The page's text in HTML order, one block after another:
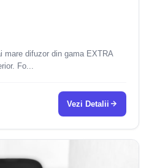
difuzor din gama EXTRA
Fo...
Vezi Detalii